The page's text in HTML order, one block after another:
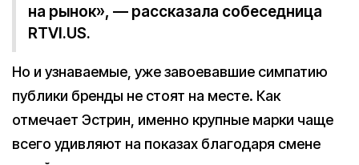
на рынок», — рассказала собеседница
RTVI.US.
Но и узнаваемые, уже завоевавшие симпатию
публики бренды не стоят на месте. Как
отмечает Эстрин, именно крупные марки чаще
всего удивляют на показах благодаря смене